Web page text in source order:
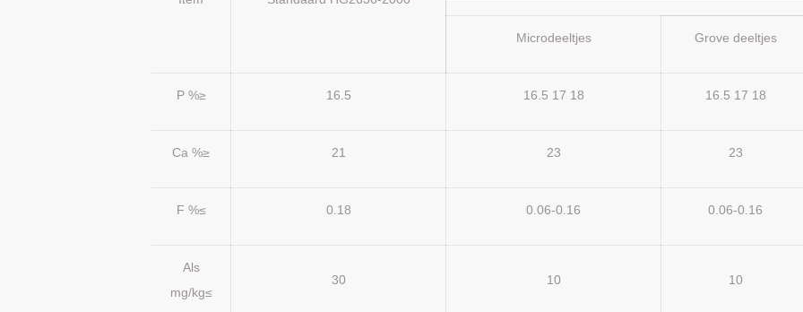
Microdeeltjes Grove deeltjes
P %≥ 16.5 16.5 17 18 16.5 17 18
Ca %≥ 21 23 23
F %≤ 0.18 0.06-0.16 0.06-0.16
Als
mg/kg≤
30 10 10